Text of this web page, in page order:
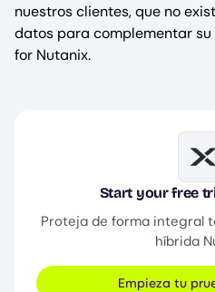
nuestros clientes, que no
datos para complementar su
for Nutanix.
Start your free
Proteja de forma integral
híbrida
Empieza tu